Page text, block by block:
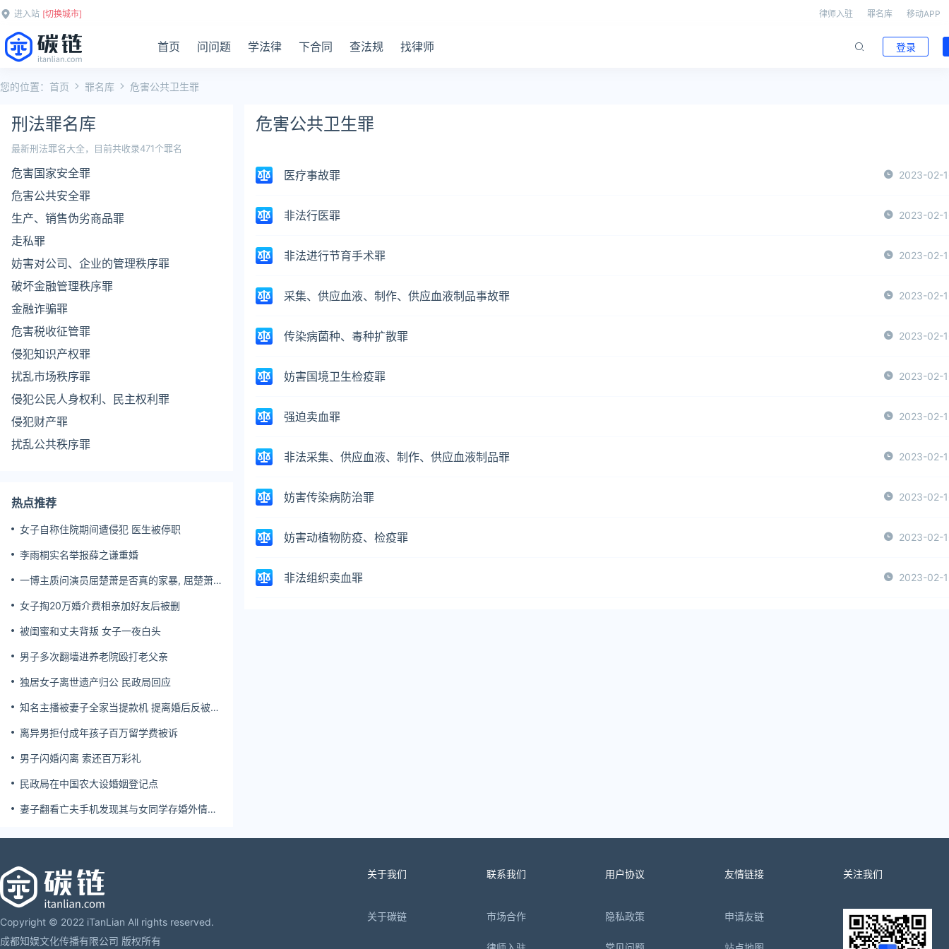
进入站 [切换城市] 律师入驻 罪名库 移动APP
首页 问问题 学法律 下合同 查法规 找律师 登录
您的位置： 首页 罪名库 危害公共卫生罪
刑法罪名库
最新刑法罪名大全，目前共收录471个罪名
危害国家安全罪
危害公共安全罪
生产、销售伪劣商品罪
走私罪
妨害对公司、企业的管理秩序罪
破坏金融管理秩序罪
金融诈骗罪
危害税收征管罪
侵犯知识产权罪
扰乱市场秩序罪
侵犯公民人身权利、民主权利罪
侵犯财产罪
扰乱公共秩序罪
妨害文物管理罪
危害公共卫生罪
破坏环境资源保护罪
走私、贩卖、运输、制造毒品罪
组织、强迫、引诱、容留、介绍卖淫罪
制作、贩卖、传播淫秽物品罪
军人违反职责罪
热点推荐
女子自称住院期间遭侵犯 医生被停职
李雨桐实名举报薛之谦重婚
一博主质问演员屈楚萧是否真的家暴, 屈楚萧
女子掏20万婚介费相亲加好友后被删
被闺蜜和丈夫背叛 女子一夜白头
男子多次翻墙进养老院殴打老父亲
独居女子离世遗产归公 民政局回应
知名主播被妻子全家当提款机 提离婚后反被对
离异男拒付成年孩子百万留学费被诉
男子闪婚闪离 索还百万彩礼
民政局在中国农大设婚姻登记点
妻子翻看亡夫手机发现其与女同学存婚外情，
危害公共卫生罪
医疗事故罪 2023-02-
非法行医罪 2023-02-
非法进行节育手术罪 2023-02-
采集、供应血液、制作、供应血液制品事故罪 2023-02-
传染病菌种、毒种扩散罪 2023-02-
妨害国境卫生检疫罪 2023-02-
强迫卖血罪 2023-02-
非法采集、供应血液、制作、供应血液制品罪 2023-02-
妨害传染病防治罪 2023-02-
妨害动植物防疫、检疫罪 2023-02-
非法组织卖血罪 2023-02-
Copyright © 2022 iTanLian All rights reserved.
成都知娱文化传播有限公司 版权所有
关于我们
关于碳链
联系我们
市场合作
用户协议
隐私政策
友情链接
申请友链
关注我们